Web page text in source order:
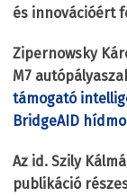
és innovációért
Zipernowsky
M7
támogató
BridgeAID
Az id. Szily
publikáció